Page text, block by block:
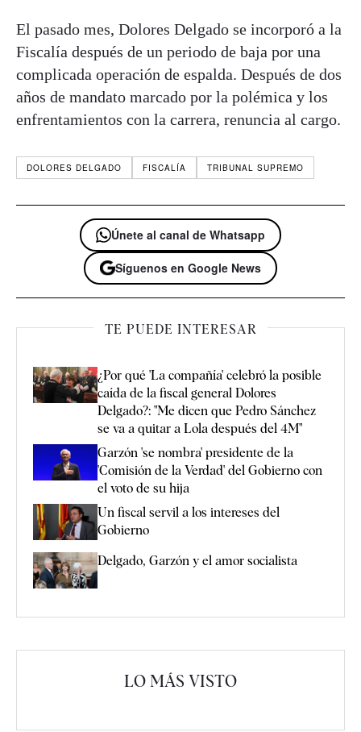
El pasado mes, Dolores Delgado se incorporó a la
Fiscalía después de un periodo de baja por una
complicada operación de espalda. Después de dos
años de mandato marcado por la polémica y los
enfrentamientos con la carrera, renuncia al cargo.
DOLORES DELGADO FISCALÍA TRIBUNAL SUPREMO
Únete al canal de Whatsapp
Síguenos en Google News
TE PUEDE INTERESAR
¿Por qué 'La compañía' celebró la posible
caída de la fiscal general Dolores
Delgado?: "Me dicen que Pedro Sánchez
se va a quitar a Lola después del 4M"
Garzón 'se nombra' presidente de la
'Comisión de la Verdad' del Gobierno con
el voto de su hija
Un fiscal servil a los intereses del
Gobierno
Delgado, Garzón y el amor socialista
LO MÁS VISTO